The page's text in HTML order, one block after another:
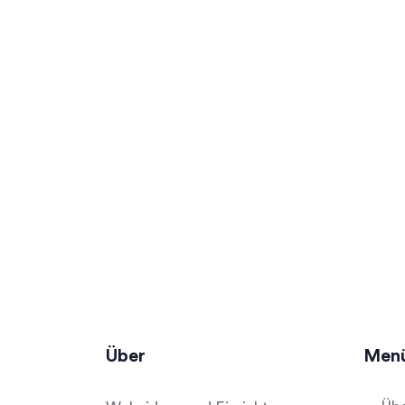
Über